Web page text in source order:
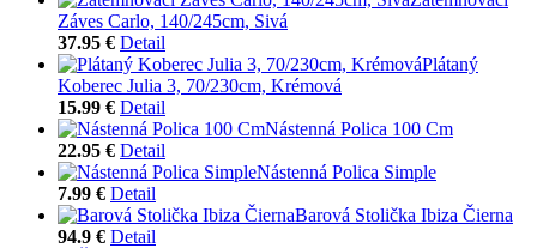
Záves Carlo, 140/245cm, Sivá
37.95 € Detail
Plátaný
Koberec Julia 3, 70/230cm, Krémová
15.99 € Detail
Nástenná Polica 100 Cm
22.95 € Detail
Nástenná Polica Simple
7.99 € Detail
Barová Stolička Ibiza Čierna
94.9 € Detail